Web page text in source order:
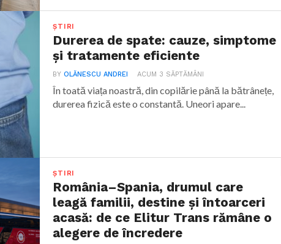
ȘTIRI
Durerea de spate: cauze, simptome
și tratamente eficiente
BYOLĂNESCU ANDREI ACUM 3 SĂPTĂMÂNI
În toată viața noastră, din copilărie până la bătrânețe,
durerea fizică este o constantă. Uneori apare...
ȘTIRI
România–Spania, drumul care
leagă familii, destine și întoarceri
acasă: de ce Elitur Trans rămâne o
alegere de încredere